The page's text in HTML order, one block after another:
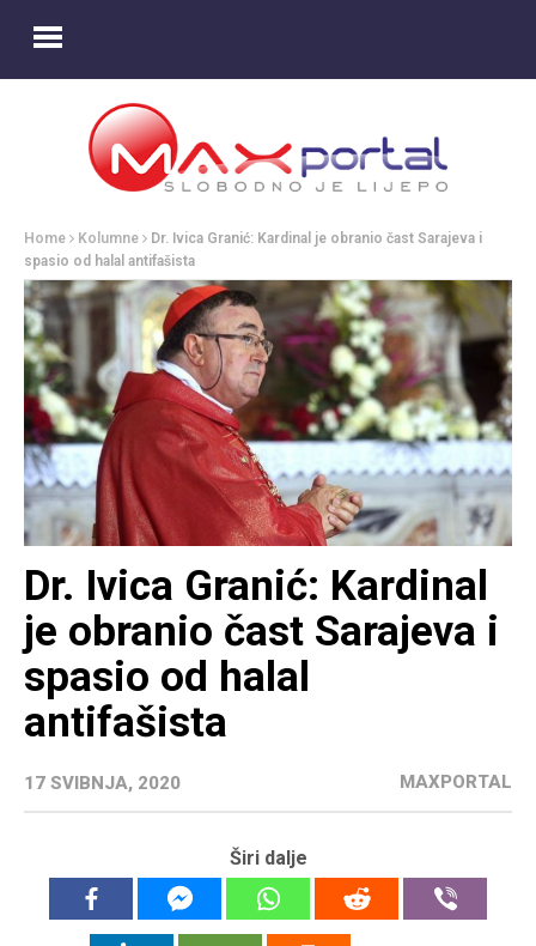
Home Kolumne
Dr. Ivica Granić: Kardinal je obranio čast Sarajeva i
spasio od halal antifašista
Dr. Ivica Granić: Kardinal
je obranio čast Sarajeva i
spasio od halal
antifašista
17 SVIBNJA, 2020 MAXPORTAL
Širi dalje